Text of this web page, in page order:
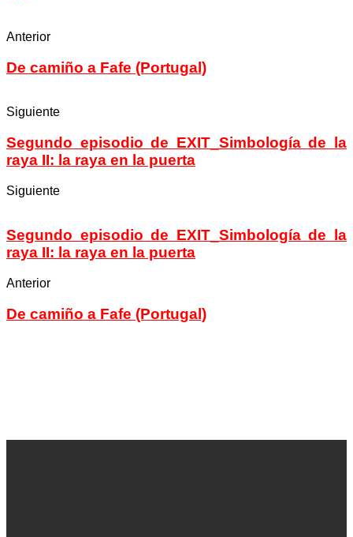
Anterior
De camiño a Fafe (Portugal)
Siguiente
Segundo episodio de EXIT_Simbología de la
raya II: la raya en la puerta
Siguiente
Segundo episodio de EXIT_Simbología de la
raya II: la raya en la puerta
Anterior
De camiño a Fafe (Portugal)